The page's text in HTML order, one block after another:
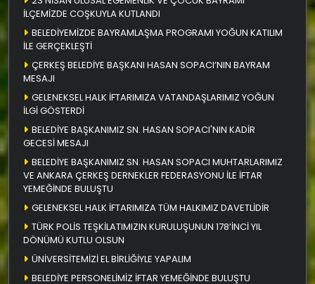
İLÇEMİZDE COŞKUYLA KUTLANDI
BELEDİYEMİZDE BAYRAMLAŞMA PROGRAMI YOĞUN KATILIM
İLE GERÇEKLEŞTİ
ÇERKEŞ BELEDİYE BAŞKANI HASAN SOPACI’NIN BAYRAM
MESAJI
GELENEKSEL HALK İFTARIMIZA VATANDAŞLARIMIZ YOĞUN
İLGİ GÖSTERDİ
BELEDİYE BAŞKANIMIZ SN. HASAN SOPACI'NIN KADİR
GECESİ MESAJI
BELEDİYE BAŞKANIMIZ SN. HASAN SOPACI MUHTARLARIMIZ
VE ANKARA ÇERKEŞ DERNEKLER FEDERASYONU İLE İFTAR
YEMEĞİNDE BULUŞTU
GELENEKSEL HALK İFTARIMIZA TÜM HALKIMIZ DAVETLİDİR
TÜRK POLİS TEŞKİLATIMIZIN KURULUŞUNUN 178’İNCİ YIL
DÖNÜMÜ KUTLU OLSUN
ÜNİVERSİTEMİZİ EL BİRLİĞİYLE YAPALIM
BELEDİYE PERSONELİMİZ İFTAR YEMEĞİNDE BULUŞTU